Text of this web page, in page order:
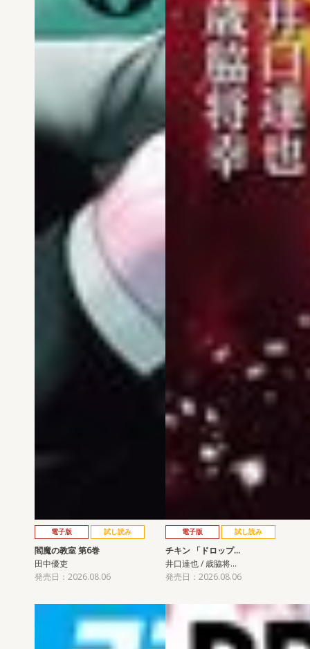
電子版 試し読み
閻魔の教室 第6巻
田中優吏
発売日：2026.08.06
電子版 試し読み
チキン 「ドロップ…
井口達也 / 歳脇将…
発売日：2026.08.06